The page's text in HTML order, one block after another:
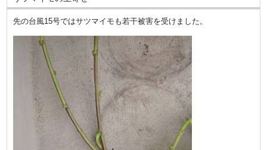
先の台風15号ではサツマイモも若干被害を受けました。